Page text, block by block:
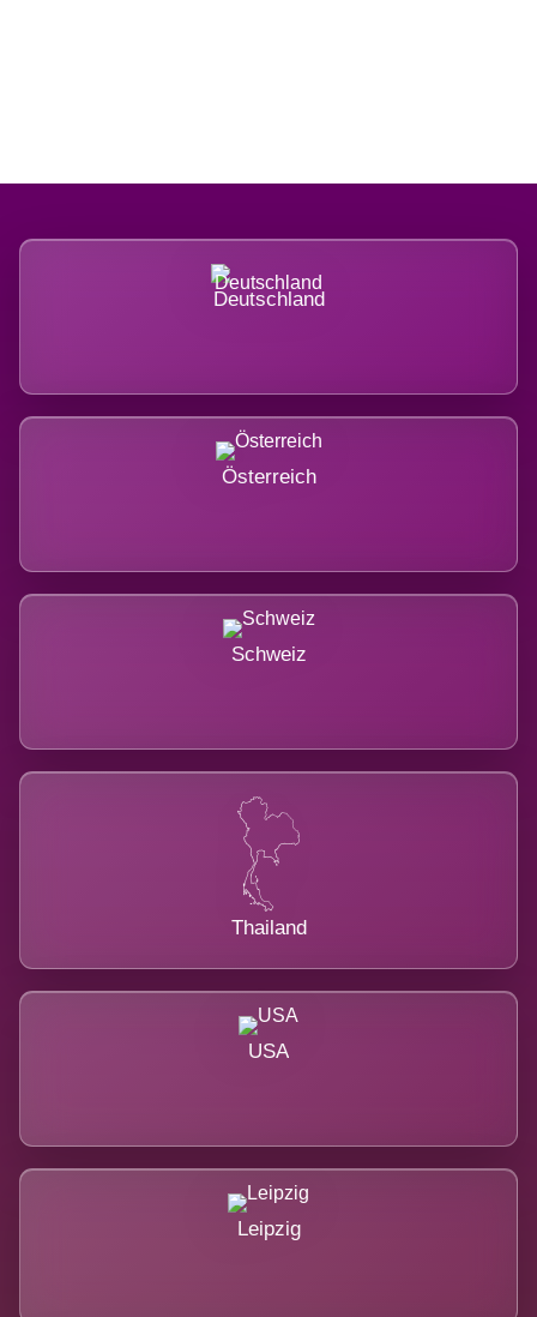
Deutschland
Österreich
Schweiz
Thailand
USA
Leipzig